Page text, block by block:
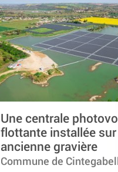
Une centrale
flottante installée
ancienne gravière
Commune de